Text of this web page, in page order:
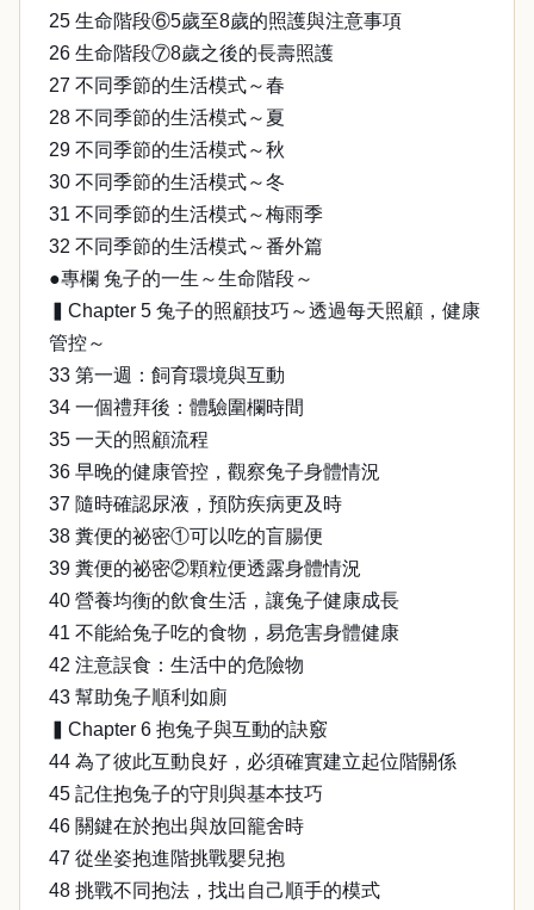
25 生命階段⑥5歲至8歲的照護與注意事項
26 生命階段⑦8歲之後的長壽照護
27 不同季節的生活模式～春
28 不同季節的生活模式～夏
29 不同季節的生活模式～秋
30 不同季節的生活模式～冬
31 不同季節的生活模式～梅雨季
32 不同季節的生活模式～番外篇
●專欄 兔子的一生～生命階段～
▍Chapter 5 兔子的照顧技巧～透過每天照顧，健康
管控～
33 第一週：飼育環境與互動
34 一個禮拜後：體驗圍欄時間
35 一天的照顧流程
36 早晚的健康管控，觀察兔子身體情況
37 隨時確認尿液，預防疾病更及時
38 糞便的祕密①可以吃的盲腸便
39 糞便的祕密②顆粒便透露身體情況
40 營養均衡的飲食生活，讓兔子健康成長
41 不能給兔子吃的食物，易危害身體健康
42 注意誤食：生活中的危險物
43 幫助兔子順利如廁
▍Chapter 6 抱兔子與互動的訣竅
44 為了彼此互動良好，必須確實建立起位階關係
45 記住抱兔子的守則與基本技巧
46 關鍵在於抱出與放回籠舍時
47 從坐姿抱進階挑戰嬰兒抱
48 挑戰不同抱法，找出自己順手的模式